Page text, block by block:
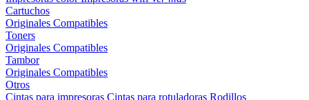
Cartuchos
Originales Compatibles
Toners
Originales Compatibles
Tambor
Originales Compatibles
Otros
Cintas para impresoras Cintas para rotuladoras Rodillos